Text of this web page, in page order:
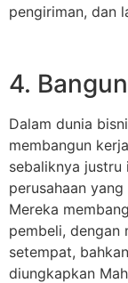
pengiriman, dan
4.
Dalam dunia
membangun
sebaliknya justru
perusahaan
Mereka
pembeli, dengan
setempat,
diungkapkan